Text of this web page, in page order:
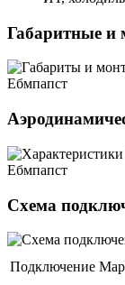
Габаритные и
Схема
Подключение